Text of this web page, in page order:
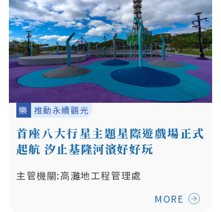
樂 推動永續觀光
首座八大行星主題星際遊戲場正式
起航 汐止基隆河濱好好玩
主管機關:高灘地工程管理處
MORE